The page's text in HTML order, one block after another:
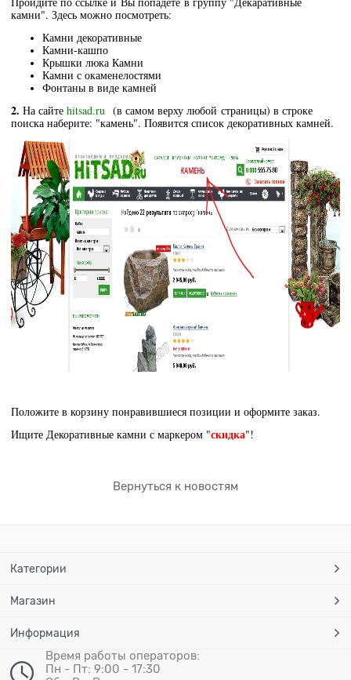
камни". Здесь можно посмотреть:
Камни декоративные
Камни-кашпо
Крышки люка Камни
Камни с окаменелостями
Фонтаны в виде камней
2. На сайтеhitsad.ru (в самом верху любой страницы) в строке
поиска наберите: "камень". Появится список декоративных камней.
Положите в корзину понравившиеся позиции и оформите заказ.
Ищите Декоративные камни с маркером "скидка"!
Вернуться к новостям
Категории
Магазин
Информация
Время работы операторов:
Пн - Пт: 9:00 - 17:30